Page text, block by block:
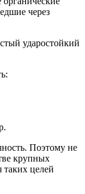
через
ударостойкий
Поэтому не
крупных
целей